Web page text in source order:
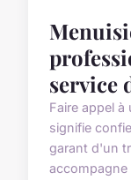
service
Faire appel
signifie
garant d'un